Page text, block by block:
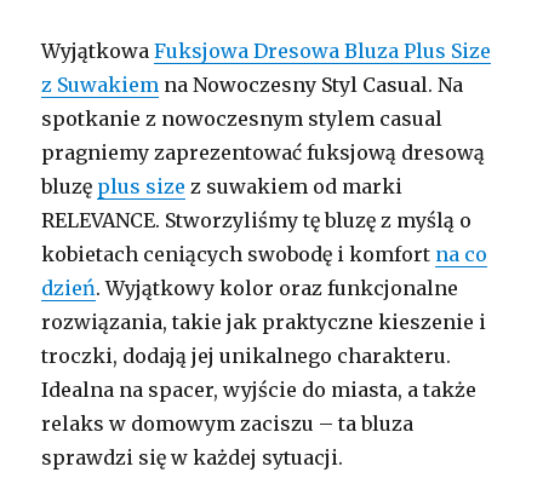
WyjątkowaFuksjowa Dresowa Bluza Plus Size
z Suwakiem na Nowoczesny Styl Casual. Na
spotkanie z nowoczesnym stylem casual
pragniemy zaprezentować fuksjową dresową
bluzę plus size z suwakiem od marki
RELEVANCE. Stworzyliśmy tę bluzę z myślą o
kobietach ceniących swobodę i komfort na co
dzień. Wyjątkowy kolor oraz funkcjonalne
rozwiązania, takie jak praktyczne kieszenie i
troczki, dodają jej unikalnego charakteru.
Idealna na spacer, wyjście do miasta, a także
relaks w domowym zaciszu – ta bluza
sprawdzi się w każdej sytuacji.